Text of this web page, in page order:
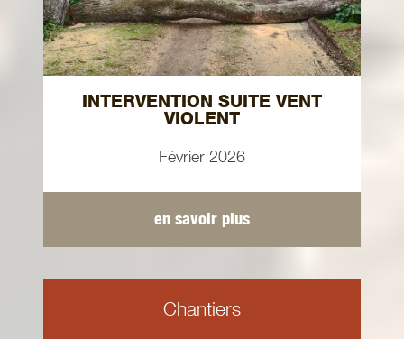
INTERVENTION SUITE VENT
VIOLENT
Février 2026
en savoir plus
Chantiers